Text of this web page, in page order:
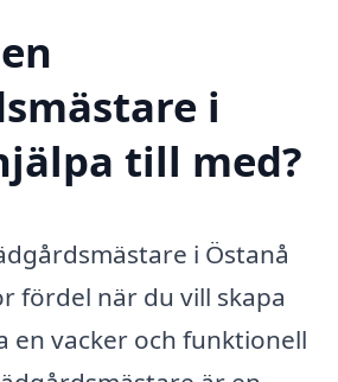
i
till med?
i Östanå
fördel när du vill skapa
en vacker och funktionell